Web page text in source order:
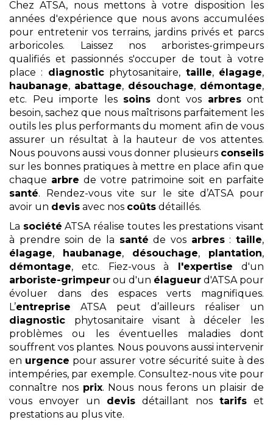
Chez ATSA, nous mettons à votre disposition les
années d'expérience que nous avons accumulées
pour entretenir vos terrains, jardins privés et parcs
arboricoles. Laissez nos arboristes-grimpeurs
qualifiés et passionnés s'occuper de tout à votre
place : diagnosticphytosanitaire, taille, élagage,
haubanage, abattage, désouchage, démontage,
etc. Peu importe les soins dont vos arbresont
besoin, sachez que nous maîtrisons parfaitement les
outils les plus performants du moment afin de vous
assurer un résultat à la hauteur de vos attentes.
Nous pouvons aussi vous donner plusieurs conseils
sur les bonnes pratiques à mettre en place afin que
chaque arbre de votre patrimoine soit en parfaite
santé. Rendez-vous vite sur le site d’ATSA pour
avoir un devis avec nos coûts détaillés.
La société ATSA réalise toutes les prestations visant
à prendre soin de la santé de vos arbres:taille,
élagage, haubanage, désouchage, plantation,
démontage, etc. Fiez-vous à l'expertise d'un
arboriste-grimpeur ou d'un élagueur d'ATSA pour
évoluer dans des espaces verts magnifiques.
L’entreprise ATSA peut d’ailleurs réaliser un
diagnostic phytosanitaire visant à déceler les
problèmes ou les éventuelles maladies dont
souffrent vos plantes. Nous pouvons aussi intervenir
en urgence pour assurer votre sécurité suite à des
intempéries, par exemple. Consultez-nous vite pour
connaître nos prix. Nous nous ferons un plaisir de
vous envoyer un devis détaillant nos tarifs et
prestations au plus vite.